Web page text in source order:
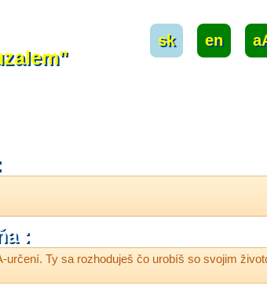
sk en
:
Ty sa rozhoduješ čo urobíš so svojim